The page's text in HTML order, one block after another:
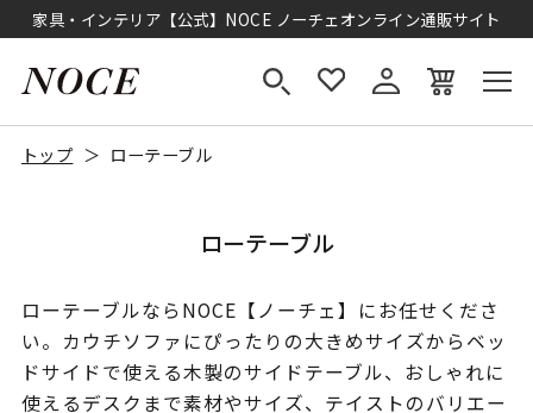
家具・インテリア【公式】NOCE ノーチェオンライン通販サイト
トップ ローテーブル
ローテーブル
ローテーブルならNOCE【ノーチェ】にお任せくださ
い。カウチソファにぴったりの大きめサイズからベッ
ドサイドで使える木製のサイドテーブル、おしゃれに
使えるデスクまで素材やサイズ、テイストのバリエー